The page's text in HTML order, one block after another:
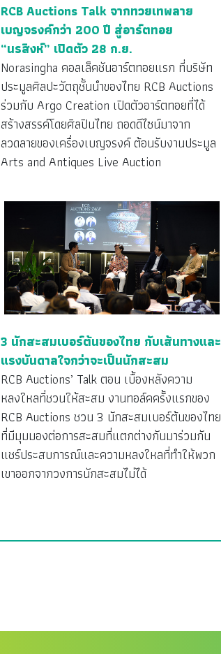
RCB Auctions Talk จากทวยเทพลาย
เบญจรงค์กว่า 200 ปี สู่อาร์ตทอย
“นรสิงห์” เปิดตัว 28 ก.ย.
Norasingha คอลเล็คชันอาร์ตทอยแรก ที่บริษัท
ประมูลศิลปะวัตถุชั้นนำของไทย RCB Auctions
ร่วมกับ Argo Creation เปิดตัวอาร์ตทอยที่ได้
สร้างสรรค์โดยศิลปินไทย ถอดดีไซน์มาจาก
ลวดลายของเครื่องเบญจรงค์ ต้อนรับงานประมูล
Arts and Antiques Live Auction
3 นักสะสมเบอร์ต้นของไทย กับเส้นทางและ
แรงบันดาลใจกว่าจะเป็นนักสะสม
RCB Auctions’ Talk ตอน เบื้องหลังความ
หลงใหลที่ชวนให้สะสม งานทอล์คครั้งแรกของ
RCB Auctions ชวน 3 นักสะสมเบอร์ต้นของไทย
ที่มีมุมมองต่อการสะสมที่แตกต่างกันมาร่วมกัน
แชร์ประสบการณ์และความหลงใหลที่ทำให้พวก
เขาออกจากวงการนักสะสมไม่ได้